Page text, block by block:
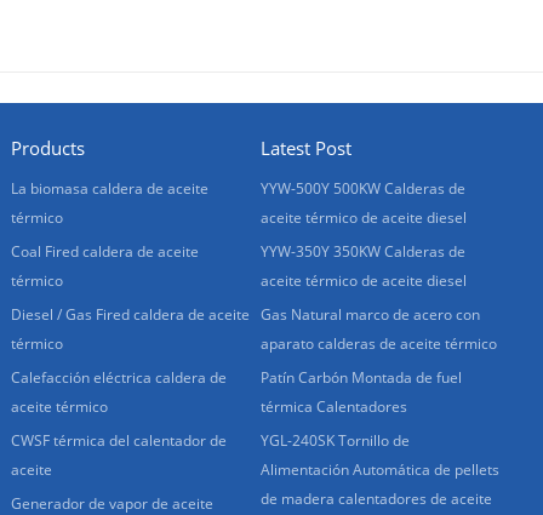
Products
La biomasa caldera de aceite
térmico
Coal Fired caldera de aceite
térmico
Diesel / Gas Fired caldera de aceite
térmico
Calefacción eléctrica caldera de
aceite térmico
CWSF térmica del calentador de
aceite
Generador de vapor de aceite
Latest Post
YYW-500Y 500KW Calderas de
aceite térmico de aceite diesel
YYW-350Y 350KW Calderas de
aceite térmico de aceite diesel
Gas Natural marco de acero con
aparato calderas de aceite térmico
Patín Carbón Montada de fuel
térmica Calentadores
YGL-240SK Tornillo de
Alimentación Automática de pellets
de madera calentadores de aceite